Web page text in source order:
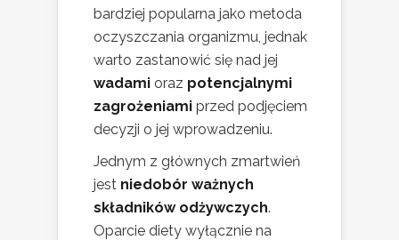
bardziej popularna jako metoda
oczyszczania organizmu, jednak
warto zastanowić się nad jej
wadami oraz potencjalnymi
zagrożeniami przed podjęciem
decyzji o jej wprowadzeniu.
Jednym z głównych zmartwień
jest niedobór ważnych
składników odżywczych.
Oparcie diety wyłącznie na